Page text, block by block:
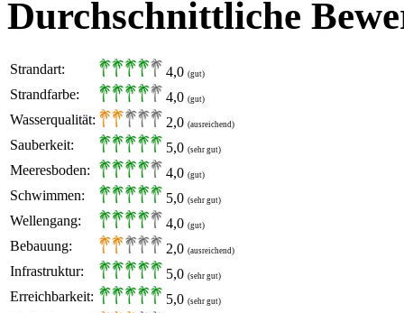
Durchschnittliche
Strandart: 4,0 (gut)
Strandfarbe: 4,0 (gut)
Wasserqualität: 2,0 (ausreichend)
Sauberkeit: 5,0 (sehr gut)
Meeresboden: 4,0 (gut)
Schwimmen: 5,0 (sehr gut)
Wellengang: 4,0 (gut)
Bebauung: 2,0 (ausreichend)
Infrastruktur: 5,0 (sehr gut)
Erreichbarkeit: 5,0 (sehr gut)